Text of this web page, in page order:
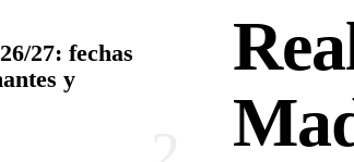
27: fechas
y